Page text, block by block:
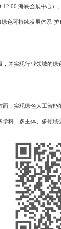
海峡会展中心
可持续发展体系
实现行业领域的
实现绿色人工智
科、多主体、多领域